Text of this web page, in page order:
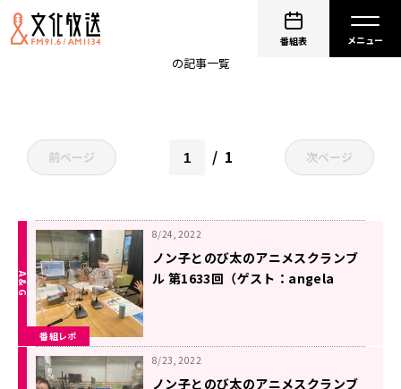
番組表
の記事一覧
前ページ 1 次ページ
番組レポ
8/24, 2022
ノン子とのび太のアニメスクランブ
ル 第1633回（ゲスト：angela
8/23, 2022
ノン子とのび太のアニメスクランブ